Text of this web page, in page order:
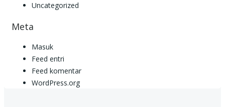
Uncategorized
Meta
Masuk
Feed entri
Feed komentar
WordPress.org